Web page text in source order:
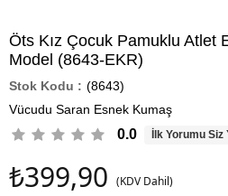
Öts Kız Çocuk Pamuklu Atlet
Model (8643-EKR)
(8643)
Vücudu Saran Esnek Kumaş
0.0 İlk Yorumu Siz
₺399,90 (KDV Dahil)